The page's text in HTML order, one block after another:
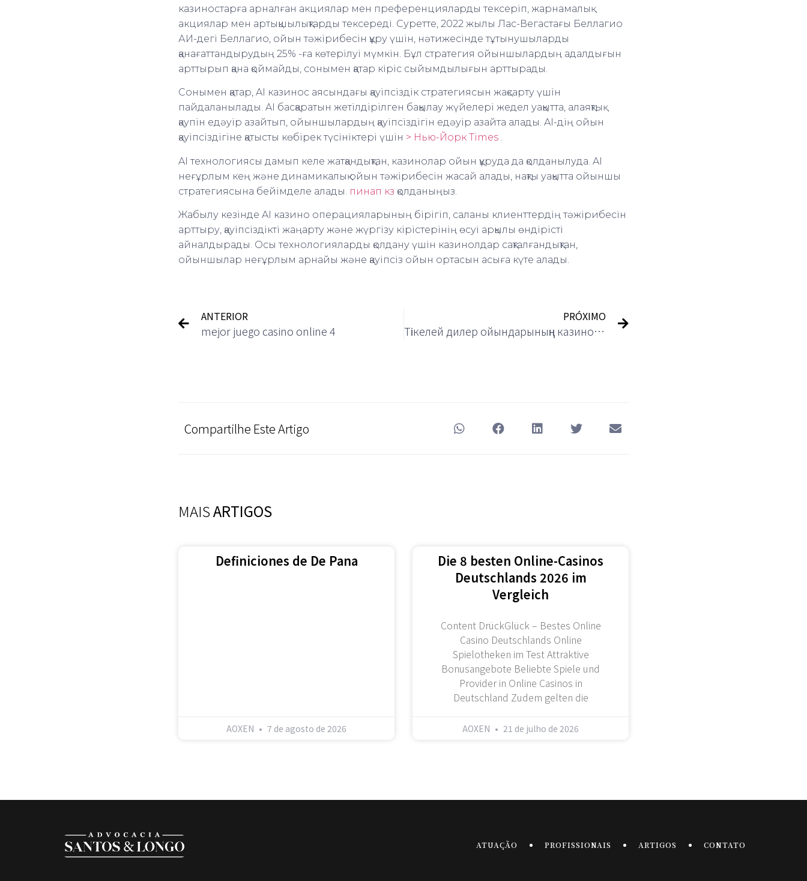
казиностарға арналған акциялар мен преференцияларды тексеріп, жарнамалық
акциялар мен артықшылықтарды тексереді. Суретте, 2022 жылы Лас-Вегастағы Беллагио
АИ-дегі Беллагио, ойын тәжірибесін құру үшін, нәтижесінде тұтынушыларды
қанағаттандырудың 25% -ға көтерілуі мүмкін. Бұл стратегия ойыншылардың адалдығын
арттырып қана қоймайды, сонымен қатар кіріс сыйымдылығын арттырады.
Сонымен қатар, AI казинос аясындағы қауіпсіздік стратегиясын жақсарту үшін
пайдаланылады. AI басқаратын жетілдірілген бақылау жүйелері жедел уақытта, алаяқтық
қаупін едәуір азайтып, ойыншылардың қауіпсіздігін едәуір азайта алады. AI-дің ойын
қауіпсіздігіне қатысты көбірек түсініктері үшін > Нью-Йорк Times .
AI технологиясы дамып келе жатқандықтан, казинолар ойын құруда да қолданылуда. AI
неғұрлым кең және динамикалық ойын тәжірибесін жасай алады, нақты уақытта ойыншы
стратегиясына бейімделе алады. пинап кз қолданыңыз.
Жабылу кезінде AI казино операцияларының бірігіп, саланы клиенттердің тәжірибесін
арттыру, қауіпсіздікті жаңарту және жүргізу кірістерінің өсуі арқылы өндірісті
айналдырады. Осы технологияларды қолдану үшін казинолдар сақталғандықтан,
ойыншылар неғұрлым арнайы және қауіпсіз ойын ортасын асыға күте алады.
ANTERIOR
mejor juego casino online 4
PRÓXIMO
Тікелей дилер ойындарының казино тәжірибесіне әсері
Compartilhe Este Artigo
MAISARTIGOS
Definiciones de De Pana
AOXEN 7 de agosto de 2026
Die 8 besten Online-Casinos
Deutschlands 2026 im
Vergleich
Content DrückGlück – Bestes Online
Casino Deutschlands Online
Spielotheken im Test Attraktive
Bonusangebote Beliebte Spiele und
Provider in Online Casinos in
Deutschland Zudem gelten die
AOXEN 21 de julho de 2026
ATUAÇÃO PROFISSIONAIS ARTIGOS CONTATO